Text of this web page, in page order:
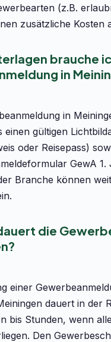
(z.B.
zusätzliche Kosten
brauche
in
in
einen gültigen
oder Reisepass)
GewA 1.
Branche können
die
einer
dauert in der
bis Stunden, wenn
Den